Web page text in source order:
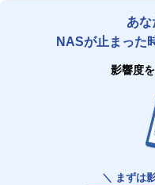
あな
NASが止まった
影響度
＼ まずは